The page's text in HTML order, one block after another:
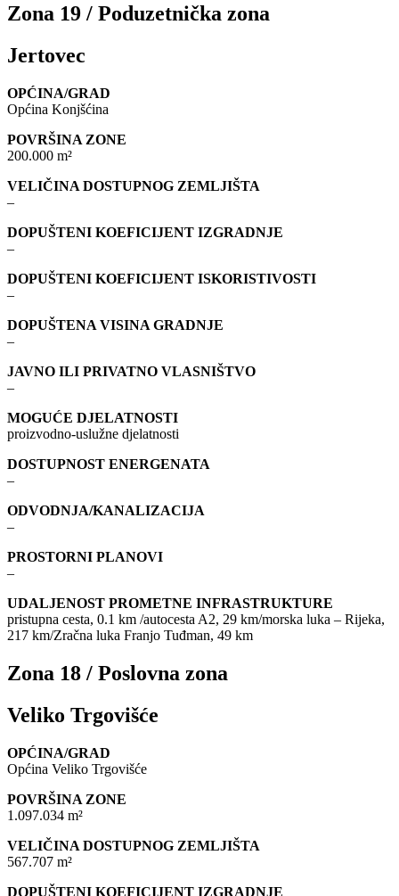
Zona 19 / Poduzetnička zona
Jertovec
OPĆINA/GRAD
Općina Konjšćina
POVRŠINA ZONE
200.000 m²
VELIČINA DOSTUPNOG ZEMLJIŠTA
–
DOPUŠTENI KOEFICIJENT IZGRADNJE
–
DOPUŠTENI KOEFICIJENT ISKORISTIVOSTI
–
DOPUŠTENA VISINA GRADNJE
–
JAVNO ILI PRIVATNO VLASNIŠTVO
–
MOGUĆE DJELATNOSTI
proizvodno-uslužne djelatnosti
DOSTUPNOST ENERGENATA
–
ODVODNJA/KANALIZACIJA
–
PROSTORNI PLANOVI
–
UDALJENOST PROMETNE INFRASTRUKTURE
pristupna cesta, 0.1 km /autocesta A2, 29 km/morska luka – Rijeka,
217 km/Zračna luka Franjo Tuđman, 49 km
Zona 18 / Poslovna zona
Veliko Trgovišće
OPĆINA/GRAD
Općina Veliko Trgovišće
POVRŠINA ZONE
1.097.034 m²
VELIČINA DOSTUPNOG ZEMLJIŠTA
567.707 m²
DOPUŠTENI KOEFICIJENT IZGRADNJE